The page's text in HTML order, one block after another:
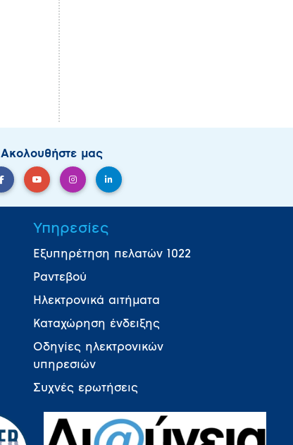
Ακολουθήστε μας
Υπηρεσίες
Εξυπηρέτηση πελατών 1022
Ραντεβού
Ηλεκτρονικά αιτήματα
Καταχώρηση ένδειξης
Οδηγίες ηλεκτρονικών
υπηρεσιών
Συχνές ερωτήσεις